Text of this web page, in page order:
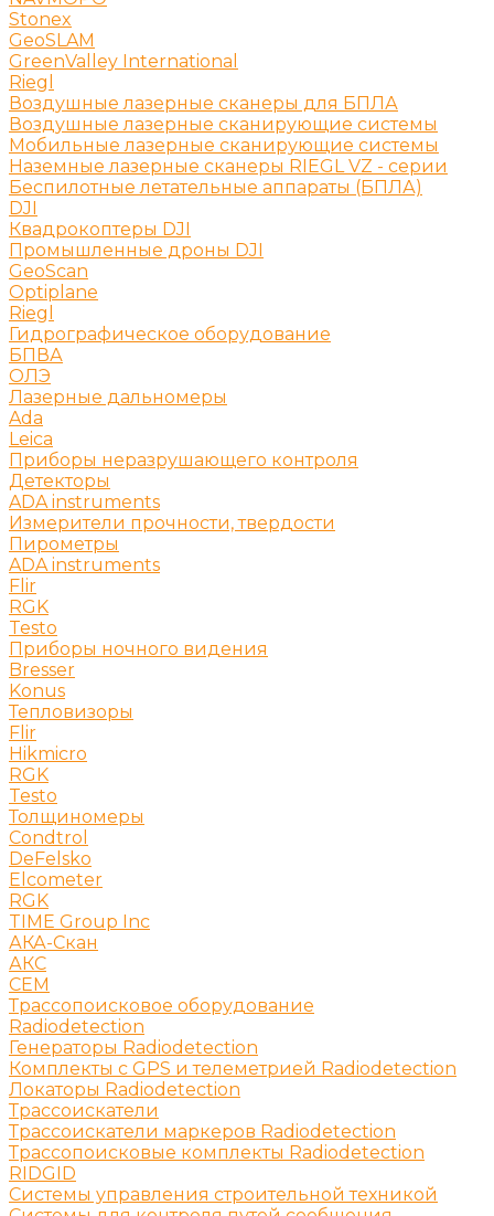
Stonex
GeoSLAM
GreenValley International
Riegl
Воздушные лазерные сканеры для БПЛА
Воздушные лазерные сканирующие системы
Мобильные лазерные сканирующие системы
Наземные лазерные сканеры RIEGL VZ - серии
Беспилотные летательные аппараты (БПЛА)
DJI
Квадрокоптеры DJI
Промышленные дроны DJI
GeoScan
Optiplane
Riegl
Гидрографическое оборудование
БПВА
ОЛЭ
Лазерные дальномеры
Ada
Leica
Приборы неразрушающего контроля
Детекторы
ADA instruments
Измерители прочности, твердости
Пирометры
ADA instruments
Flir
RGK
Testo
Приборы ночного видения
Bresser
Konus
Тепловизоры
Flir
Hikmicro
RGK
Testo
Толщиномеры
Condtrol
DeFelsko
Elcometer
RGK
TIME Group Inc
АКА-Скан
АКС
СЕМ
Трассопоисковое оборудование
Radiodetection
Генераторы Radiodetection
Комплекты с GPS и телеметрией Radiodetection
Локаторы Radiodetection
Трассоискатели
Трассоискатели маркеров Radiodetection
Трассопоисковые комплекты Radiodetection
RIDGID
Системы управления строительной техникой